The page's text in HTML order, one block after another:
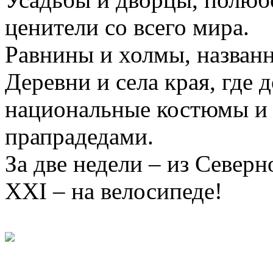
ценители со всего мира.
Равнины и холмы,
Деревни и села края, где
национальные костюмы
прапрадедами.
За две недели – из
XXI – на велосипеде!